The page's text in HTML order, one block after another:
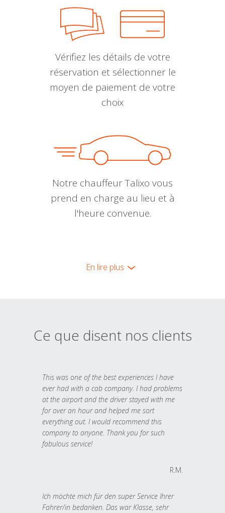
Vérifiez les détails de votre
réservation et sélectionner le
moyen de paiement de votre
choix
Notre chauffeur Talixo vous
prend en charge au lieu et à
l'heure convenue.
En lire plus
Ce que disent nos clients
This was one of the best experiences I have
ever had with a cab company. I had problems
at the airport and the driver stayed with me
for over an hour and helped me sort
everything out. I would recommend this
company to anyone. Thank you for such
fabulous service!
R.M.
Ich möchte mich für den super Service Ihrer
Fahrer/in bedanken. Das war Klasse, sehr